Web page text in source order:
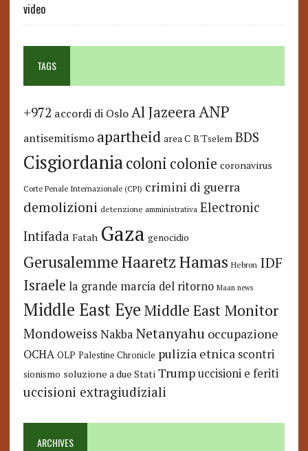
video
TAGS
+972 accordi di Oslo Al JazeeraANP
antisemitismo apartheid area C B'Tselem BDS
Cisgiordaniacoloni colonie coronavirus
Corte Penale Internazionale (CPI) crimini di guerra
demolizioni detenzione amministrativa Electronic
Intifada Fatah Gaza genocidio
GerusalemmeHaaretzHamas Hebron IDF
Israele la grande marcia del ritorno Maan news
Middle East Eye Middle East Monitor
Mondoweiss Nakba Netanyahu occupazione
OCHA OLP Palestine Chronicle pulizia etnica scontri
sionismo soluzione a due Stati Trump uccisioni e feriti
uccisioni extragiudiziali
ARCHIVES